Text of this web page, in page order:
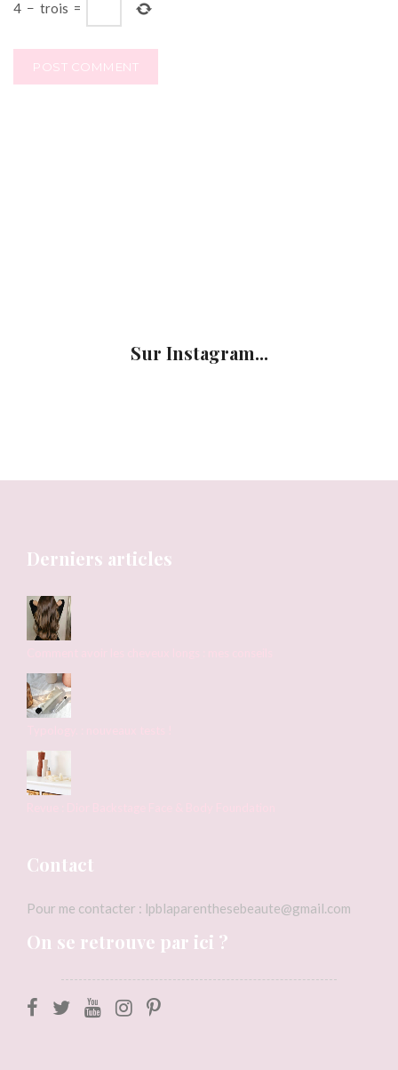
4 − trois =
Sur Instagram...
Derniers articles
Contact
Pour me contacter : lpblaparenthesebeaute@gmail.com
On se retrouve par ici ?